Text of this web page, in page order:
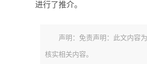
进行了推介。
声明：免责声明：此文内容
核实相关内容。